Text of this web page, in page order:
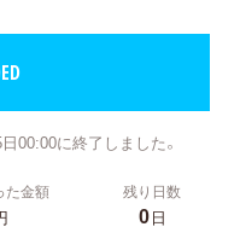
00:00に終了しました。
た金額 残り日数
0日